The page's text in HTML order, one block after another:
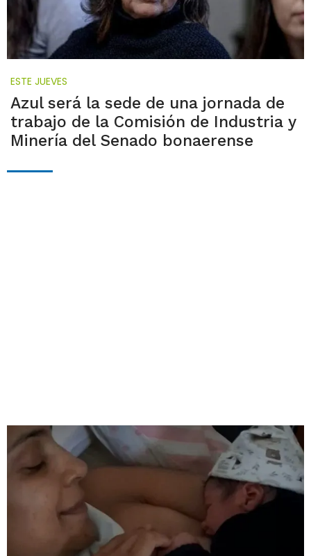
ESTE JUEVES
Azul será la sede de una jornada de
trabajo de la Comisión de Industria y
Minería del Senado bonaerense